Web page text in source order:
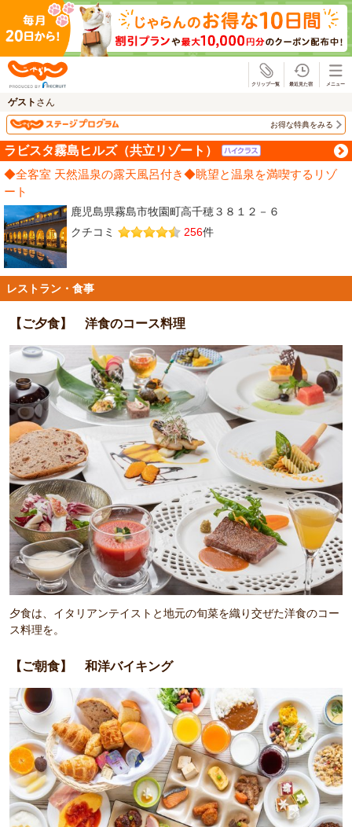
ゲスト さん
お得な特典をみる
ラビスタ霧島ヒルズ（共立リゾート）
◆全客室 天然温泉の露天風呂付き◆眺望と温泉を満喫するリゾ
ート
鹿児島県霧島市牧園町高千穂３８１２－６
クチコミ
256件
レストラン・食事
【ご夕食】 洋食のコース料理
夕食は、イタリアンテイストと地元の旬菜を織り交ぜた洋食のコー
ス料理を。
【ご朝食】 和洋バイキング